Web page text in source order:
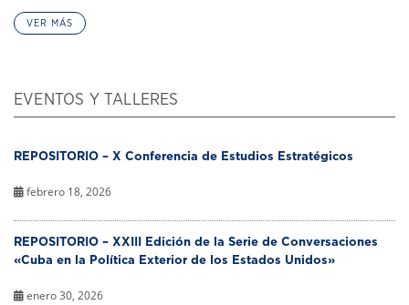
VER MÁS
EVENTOS Y TALLERES
REPOSITORIO – X Conferencia de Estudios Estratégicos
febrero 18, 2026
REPOSITORIO – XXIII Edición de la Serie de Conversaciones
«Cuba en la Política Exterior de los Estados Unidos»
enero 30, 2026